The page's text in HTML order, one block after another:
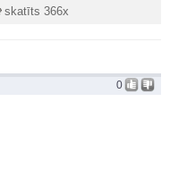
skatīts 366x
0